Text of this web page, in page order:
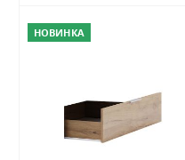
НОВИНКА